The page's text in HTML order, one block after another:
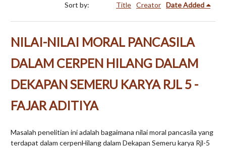
Sort by: Title Creator Date Added
NILAI-NILAI MORAL PANCASILA
DALAM CERPEN HILANG DALAM
DEKAPAN SEMERU KARYA RJL 5 -
FAJAR ADITIYA
Masalah penelitian ini adalah bagaimana nilai moral pancasila yang
terdapat dalam cerpenHilang dalam Dekapan Semeru karya Rjl-5